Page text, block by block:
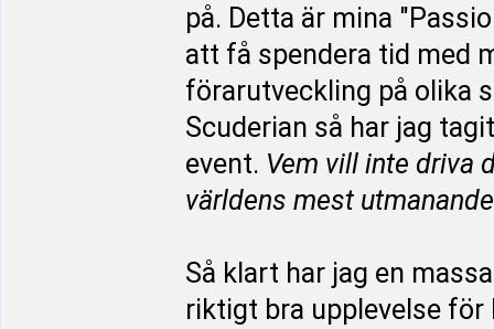
på. Detta är mina
att få spendera tid med
förarutveckling på olika
Scuderian så har jag
event. Vem vill inte driva
världens mest
Så klart har jag en
riktigt bra upplevelse för